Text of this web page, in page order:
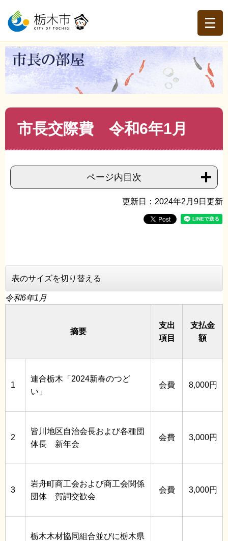
ー
の
頭
で
ニ
ー
飛
ば
本
現在地
トップページ >市長の部屋 >市長交際費 >市長交際費
（令和５年度）>>市長交際費 令和6年1月
市長交際費 令和6年1月
ページ内目次
更新日：2024年2月9日更新
表のサイズを切り替える
令和6年1月
摘要
支出
項目
支払金
額
1
連合栃木「2024新春のつど
い」
会費 8,000円
2
皆川地区自治会長および各種団
体長 新年会
会費 3,000円
3
岩舟町商工会および商工会関係
団体 賀詞交歓会
会費 3,000円
栃木木材協同組合並びに栃木県